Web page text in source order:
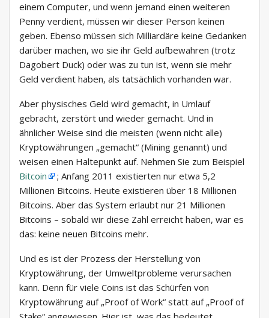
einem Computer, und wenn jemand einen weiteren
Penny verdient, müssen wir dieser Person keinen
geben. Ebenso müssen sich Milliardäre keine Gedanken
darüber machen, wo sie ihr Geld aufbewahren (trotz
Dagobert Duck) oder was zu tun ist, wenn sie mehr
Geld verdient haben, als tatsächlich vorhanden war.
Aber physisches Geld wird gemacht, in Umlauf
gebracht, zerstört und wieder gemacht. Und in
ähnlicher Weise sind die meisten (wenn nicht alle)
Kryptowährungen „gemacht“ (Mining genannt) und
weisen einen Haltepunkt auf. Nehmen Sie zum Beispiel
Bitcoin
; Anfang 2011 existierten nur etwa 5,2
Millionen Bitcoins. Heute existieren über 18 Millionen
Bitcoins. Aber das System erlaubt nur 21 Millionen
Bitcoins – sobald wir diese Zahl erreicht haben, war es
das: keine neuen Bitcoins mehr.
Und es ist der Prozess der Herstellung von
Kryptowährung, der Umweltprobleme verursachen
kann. Denn für viele Coins ist das Schürfen von
Kryptowährung auf „Proof of Work“ statt auf „Proof of